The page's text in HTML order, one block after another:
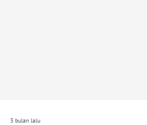
3 bulan lalu